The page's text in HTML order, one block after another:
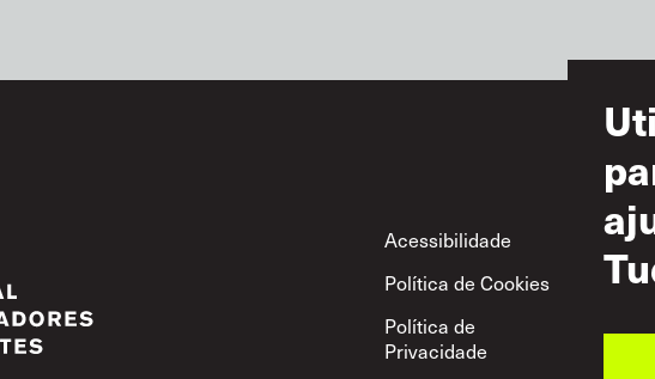
Footer
Acessibilidade
Política de Cookies
Política de
Privacidade